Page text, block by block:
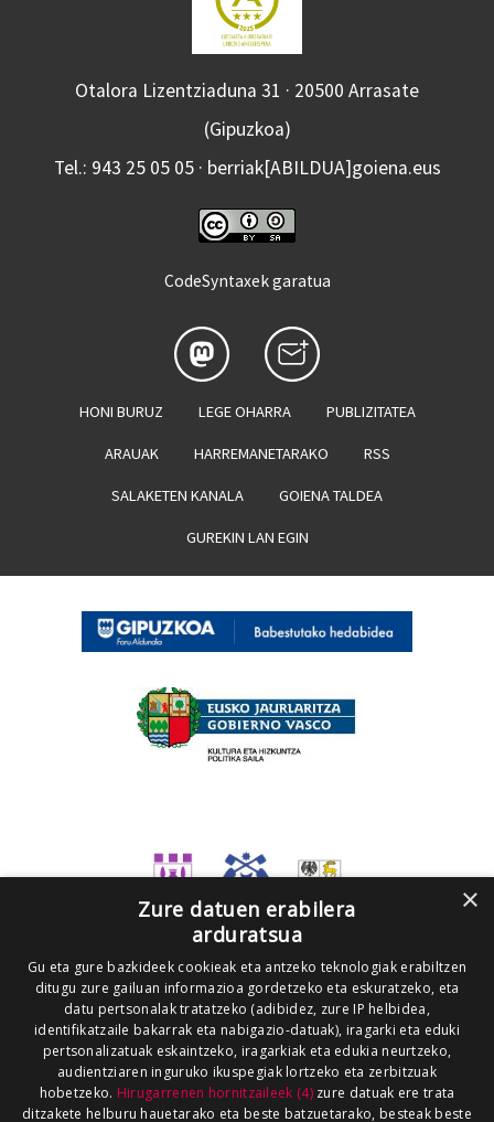
Otalora Lizentziaduna 31 · 20500 Arrasate
(Gipuzkoa)
Tel.: 943 25 05 05 · berriak[ABILDUA]goiena.eus
CodeSyntaxek garatua
HONI BURUZ LEGE OHARRA PUBLIZITATEA
ARAUAK HARREMANETARAKO RSS
SALAKETEN KANALA GOIENA TALDEA
GUREKIN LAN EGIN
×
Zure datuen erabilera
arduratsua
Gu eta gure bazkideek cookieak eta antzeko teknologiak erabiltzen
ditugu zure gailuan informazioa gordetzeko eta eskuratzeko, eta
datu pertsonalak tratatzeko (adibidez, zure IP helbidea,
identifikatzaile bakarrak eta nabigazio-datuak), iragarki eta eduki
pertsonalizatuak eskaintzeko, iragarkiak eta edukia neurtzeko,
audientziaren inguruko ikuspegiak lortzeko eta zerbitzuak
hobetzeko. Hirugarrenen hornitzaileek (4)zure datuak ere trata
ditzakete helburu hauetarako eta beste batzuetarako, besteak beste